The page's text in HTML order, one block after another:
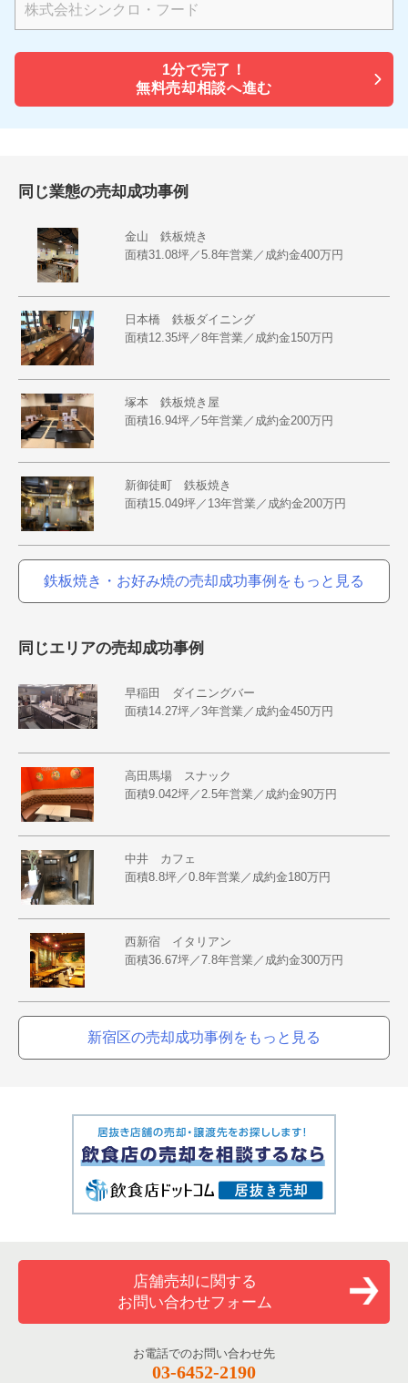
1分で完了！
無料売却相談へ進む
同じ業態の売却成功事例
金山 鉄板焼き
面積31.08坪／5.8年営業／成約金400万円
日本橋 鉄板ダイニング
面積12.35坪／8年営業／成約金150万円
塚本 鉄板焼き屋
面積16.94坪／5年営業／成約金200万円
新御徒町 鉄板焼き
面積15.049坪／13年営業／成約金200万円
鉄板焼き・お好み焼の売却成功事例をもっと見る
同じエリアの売却成功事例
早稲田 ダイニングバー
面積14.27坪／3年営業／成約金450万円
高田馬場 スナック
面積9.042坪／2.5年営業／成約金90万円
中井 カフェ
面積8.8坪／0.8年営業／成約金180万円
西新宿 イタリアン
面積36.67坪／7.8年営業／成約金300万円
新宿区の売却成功事例をもっと見る
店舗売却に関する
お問い合わせフォーム
お電話でのお問い合わせ先
03-6452-2190